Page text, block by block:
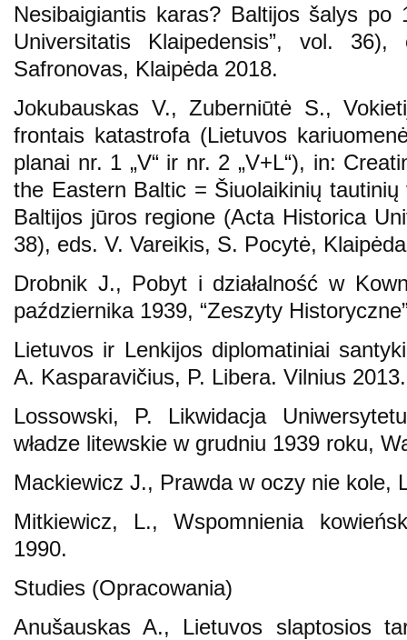
Nesibaigiantis karas? Baltijos šalys po
Universitatis Klaipedensis”, vol.
Safronovas, Klaipėda 2018.
Jokubauskas V., Zuberniūtė S.,
frontais katastrofa (Lietuvos
planai nr. 1 „V“ ir nr. 2 „V+L“), in:
the Eastern Baltic = Šiuolaikinių
Baltijos jūros regione (Acta Historica
38), eds. V. Vareikis, S. Pocytė,
Drobnik J., Pobyt i działalność w
października 1939, “Zeszyty
Lietuvos ir Lenkijos diplomatiniai
A. Kasparavičius, P. Libera. Vilnius 2013.
Lossowski, P. Likwidacja
władze litewskie w grudniu 1939 roku,
Mackiewicz J., Prawda w oczy nie kole,
Mitkiewicz, L., Wspomnienia
1990.
Studies (Opracowania)
Anušauskas A., Lietuvos slaptosios